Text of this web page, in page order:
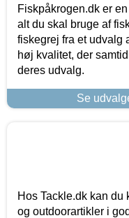
Fiskpåkrogen.dk er
alt du skal bruge af
fiskegrej fra et udvalg
høj kvalitet, der
deres udvalg.
Se
Hos Tackle.dk kan
og outdoorartikler i